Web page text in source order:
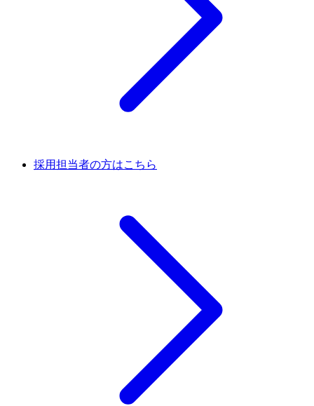
採用担当者の方はこちら